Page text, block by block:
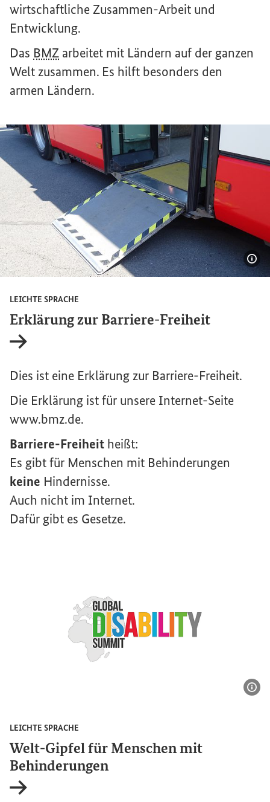
wirtschaftliche Zusammen-Arbeit und
Entwicklung.
Das BMZ arbeitet mit Ländern auf der ganzen
Welt zusammen. Es hilft besonders den
armen Ländern.
LEICHTE SPRACHE
Erklärung zur Barriere-Freiheit
Dies ist eine Erklärung zur Barriere-Freiheit.
Die Erklärung ist für unsere Internet-Seite
www.bmz.de.
Barriere-Freiheit heißt:
Es gibt für Menschen mit Behinderungen
keine Hindernisse.
Auch nicht im Internet.
Dafür gibt es Gesetze.
LEICHTE SPRACHE
Welt-Gipfel für Menschen mit
Behinderungen